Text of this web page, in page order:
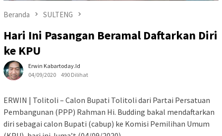
Beranda SULTENG
Hari Ini Pasangan Beramal Daftarkan Diri
ke KPU
Erwin Kabartoday.id
04/09/2020
490 Dilihat
ERWIN | Tolitoli – Calon Bupati Tolitoli dari Partai Persatuan
Pembangunan (PPP) Rahman Hi. Budding bakal mendaftarkan
diri sebagai calon Bupati (cabup) ke Komisi Pemilihan Umum